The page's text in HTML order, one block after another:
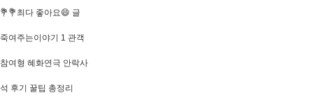
💐💐최다 좋아요😄 글
죽여주는이야기 1 관객
참여형 혜화연극 안락사
석 후기 꿀팁 총정리